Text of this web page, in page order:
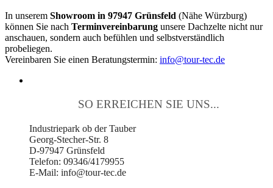
In unserem Showroom in 97947 Grünsfeld (Nähe Würzburg)
können Sie nach Terminvereinbarung unsere Dachzelte nicht nur
anschauen, sondern auch befühlen und selbstverständlich
probeliegen.
Vereinbaren Sie einen Beratungstermin: info@tour-tec.de
SO ERREICHEN SIE UNS...
Industriepark ob der Tauber
Georg-Stecher-Str. 8
D-97947 Grünsfeld
Telefon: 09346/4179955
E-Mail: info@tour-tec.de